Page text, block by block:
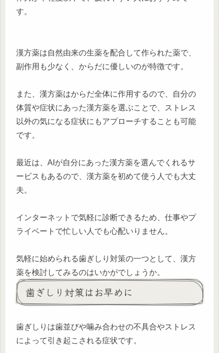
す。
漢方薬は自然由来の生薬を配合して作られた薬で、
副作用も少なく、からだに優しいのが特徴です。
また、漢方薬はからだ全体に作用するので、自分の
体質や症状にあった漢方薬を選ぶことで、ストレス
以外の気になる症状にもアプローチすることも可能
です。
最近は、AIが自分にあった漢方薬を選んでくれるサ
ービスもあるので、漢方薬を初めて使う人でも大丈
夫。
インターネットで気軽に診断できるため、仕事やプ
ライベートで忙しい人でも心配いりません。
気軽に始められる歯ぎしり対策の一つとして、漢方
薬を検討してみるのはいかがでしょうか。
歯ぎしり対策はお早めに
歯ぎしりは歯並びや噛み合わせの不具合やストレス
によって引き起こされる症状です。